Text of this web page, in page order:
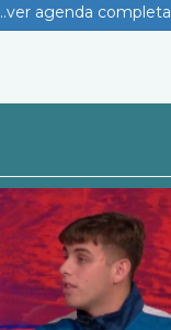
..ver agenda completa